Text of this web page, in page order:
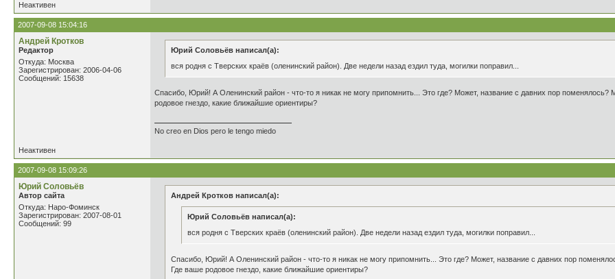
Неактивен
2007-09-08 15:04:16
Андрей Кротков
Редактор
Откуда: Москва
Зарегистрирован: 2006-04-06
Сообщений: 15638
Юрий Соловьёв написал(а):
вся родня с Тверских краёв (оленинский район). Две недели назад ездил туда, могилки поправил...
Спасибо, Юрий! А Оленинский район - что-то я никак не могу припомнить... Это где? Может, название с давних пор поменялось?
родовое гнездо, какие ближайшие ориентиры?
No creo en Dios pero le tengo miedo
Неактивен
2007-09-08 15:09:26
Юрий Соловьёв
Автор сайта
Откуда: Наро-Фоминск
Зарегистрирован: 2007-08-01
Сообщений: 99
Андрей Кротков написал(а):
Юрий Соловьёв написал(а):
вся родня с Тверских краёв (оленинский район). Две недели назад ездил туда, могилки поправил...
Спасибо, Юрий! А Оленинский район - что-то я никак не могу припомнить... Это где? Может, название с давних пор
Где ваше родовое гнездо, какие ближайшие ориентиры?